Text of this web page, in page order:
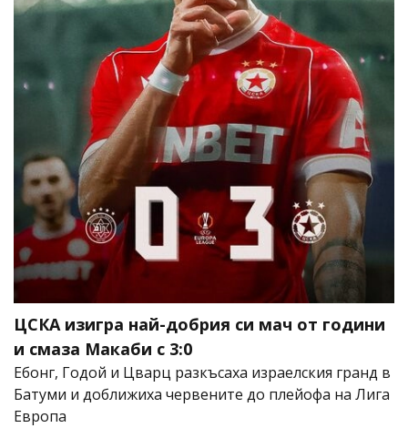
ЦСКА изигра най-добрия си мач от години
и смаза Макаби с 3:0
Ебонг, Годой и Цварц разкъсаха израелския гранд в
Батуми и доближиха червените до плейофа на Лига
Европа